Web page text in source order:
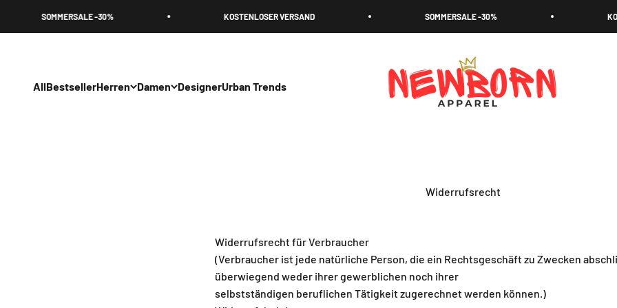
SOMMERSALE -30% KOSTENLOSER VERSAND SOMMERSALE -30%
AllBestsellerHerren Damen DesignerUrban Trends
Widerrufsrecht
Widerrufsrecht für Verbraucher
(Verbraucher ist jede natürliche Person, die ein Rechtsgeschäft zu Zwecken
überwiegend weder ihrer gewerblichen noch ihrer
selbstständigen beruflichen Tätigkeit zugerechnet werden können.)